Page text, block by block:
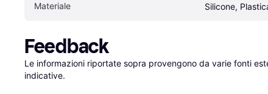
Materiale Silicone,
Feedback
Le informazioni riportate sopra provengono da varie fonti
indicative.